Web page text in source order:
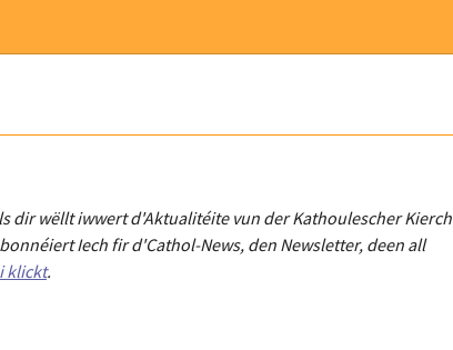
dir wëllt iwwert d'Aktualitéite vun der Kathoulescher Kierch
Iech fir d'Cathol-News, den Newsletter, deen all
klickt.